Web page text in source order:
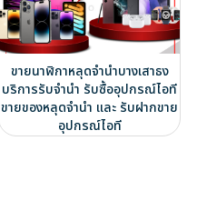
ขายนาฬิกาหลุดจำนำบางเสาธง
บริการรับจำนำ รับซื้ออุปกรณ์ไอที
ขายของหลุดจำนำ และ รับฝากขาย
อุปกรณ์ไอที